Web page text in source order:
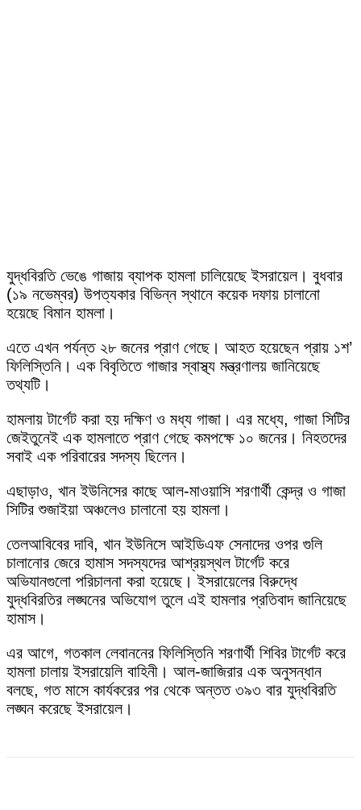
যুদ্ধবিরতি ভেঙে গাজায় ব্যাপক হামলা চালিয়েছে ইসরায়েল। বুধবার
(১৯ নভেম্বর) উপত্যকার বিভিন্ন স্থানে কয়েক দফায় চালানো
হয়েছে বিমান হামলা।
এতে এখন পর্যন্ত ২৮ জনের প্রাণ গেছে। আহত হয়েছেন প্রায় ১শ’
ফিলিস্তিনি। এক বিবৃতিতে গাজার স্বাস্থ্য মন্ত্রণালয় জানিয়েছে
তথ্যটি।
হামলায় টার্গেট করা হয় দক্ষিণ ও মধ্য গাজা। এর মধ্যে, গাজা সিটির
জেইতুনেই এক হামলাতে প্রাণ গেছে কমপক্ষে ১০ জনের। নিহতদের
সবাই এক পরিবারের সদস্য ছিলেন।
এছাড়াও, খান ইউনিসের কাছে আল-মাওয়াসি শরণার্থী কেন্দ্র ও গাজা
সিটির শুজাইয়া অঞ্চলেও চালানো হয় হামলা।
তেলআবিবের দাবি, খান ইউনিসে আইডিএফ সেনাদের ওপর গুলি
চালানোর জেরে হামাস সদস্যদের আশ্রয়স্থল টার্গেট করে
অভিযানগুলো পরিচালনা করা হয়েছে। ইসরায়েলের বিরুদ্ধে
যুদ্ধবিরতির লঙ্ঘনের অভিযোগ তুলে এই হামলার প্রতিবাদ জানিয়েছে
হামাস।
এর আগে, গতকাল লেবাননের ফিলিস্তিনি শরণার্থী শিবির টার্গেট করে
হামলা চালায় ইসরায়েলি বাহিনী। আল-জাজিরার এক অনুসন্ধান
বলছে, গত মাসে কার্যকরের পর থেকে অন্তত ৩৯৩ বার যুদ্ধবিরতি
লঙ্ঘন করেছে ইসরায়েল।